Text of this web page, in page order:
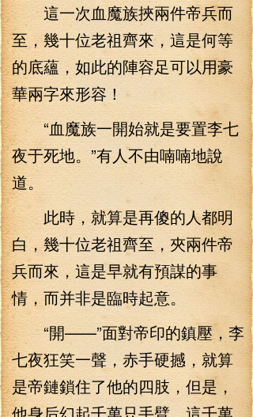
這一次血魔族挾兩件帝兵而
至，幾十位老祖齊來，這是何等
的底蘊，如此的陣容足可以用豪
華兩字來形容！
“血魔族一開始就是要置李七
夜于死地。”有人不由喃喃地說
道。
此時，就算是再傻的人都明
白，幾十位老祖齊至，夾兩件帝
兵而來，這是早就有預謀的事
情，而并非是臨時起意。
“開——”面對帝印的鎮壓，李
七夜狂笑一聲，赤手硬撼，就算
是帝鏈鎖住了他的四肢，但是，